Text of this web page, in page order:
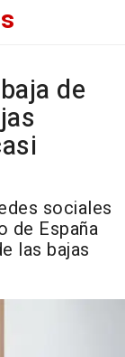
de
sociales
de España
las bajas